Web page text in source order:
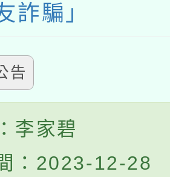
詐騙」
告
李家碧
：2023-12-28